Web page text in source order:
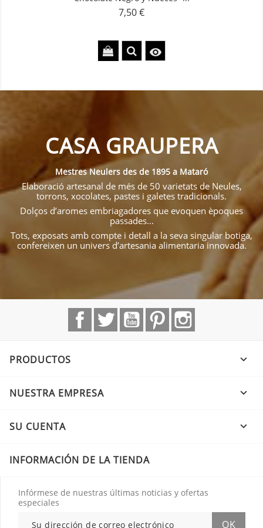
Precio
7,50 €

CASA GRAUPERA
Mestres Neulers des de 1895 a Mataró
Elaboració artesanal de més de 50 varietats de Neules,
torrons, xocolates, pastes i galetes tradicionals.
Dolços d’aromes embriagadores que evoquen èpoques
passades...
Tots, exposats amb compte i detall a la seva singular botiga,
confereixen un univers d’artesania alimentaria innovada.
FacebookTwitter YouTubePinterest
PRODUCTOS 
NUESTRA EMPRESA 
SU CUENTA 
INFORMACIÓN DE LA TIENDA
Infórmese de nuestras últimas noticias y ofertas
especiales